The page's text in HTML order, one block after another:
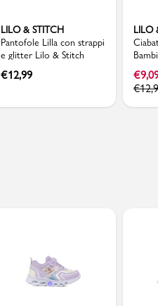
LILO & STITCH
Pantofole Lilla con strappi
e glitter Lilo & Stitch
€12,99
LILO
€
€